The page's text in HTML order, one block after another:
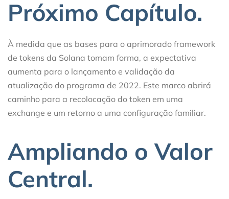
Próximo Capítulo.
À medida que as bases para o aprimorado framework
de tokens da Solana tomam forma, a expectativa
aumenta para o lançamento e validação da
atualização do programa de 2022. Este marco abrirá
caminho para a recolocação do token em uma
exchange e um retorno a uma configuração familiar.
Ampliando o Valor
Central.